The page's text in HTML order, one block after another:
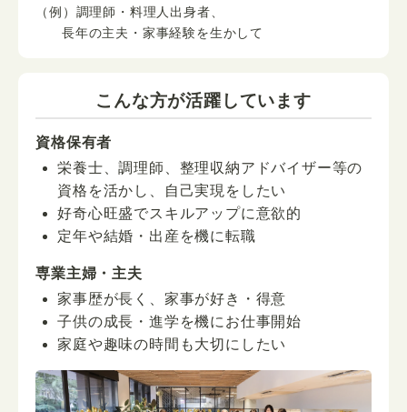
（例）調理師・料理人出身者、
長年の主夫・家事経験を生かして
こんな方が活躍しています
資格保有者
栄養士、調理師、整理収納アドバイザー等の
資格を活かし、自己実現をしたい
好奇心旺盛でスキルアップに意欲的
定年や結婚・出産を機に転職
専業主婦・主夫
家事歴が長く、家事が好き・得意
子供の成長・進学を機にお仕事開始
家庭や趣味の時間も大切にしたい